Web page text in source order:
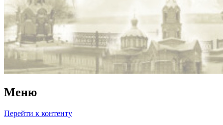
Меню
Перейти к контенту